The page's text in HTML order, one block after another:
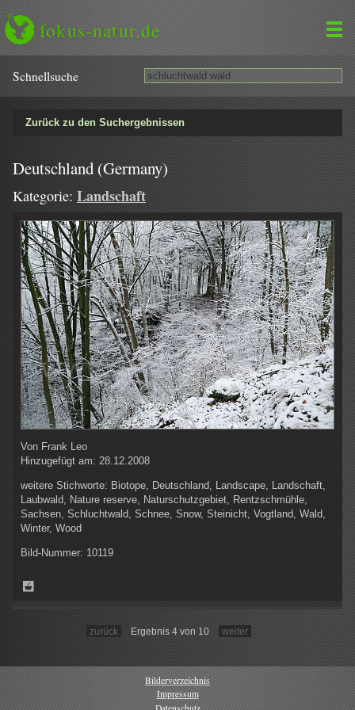
fokus-natur.de
Schnell­suche
Zurück zu den Suchergebnissen
Deutschland (Germany)
Kategorie: Landschaft
Von Frank Leo
Hinzugefügt am: 28.12.2008
weitere Stichworte: Biotope, Deutschland, Landscape, Landschaft,
Laubwald, Nature reserve, Naturschutzgebiet, Rentzschmühle,
Sachsen, Schluchtwald, Schnee, Snow, Steinicht, Vogtland, Wald,
Winter, Wood
Bild-Nummer: 10119
zurück Ergebnis 4 von 10 weiter
Bilderverzeichnis
Impressum